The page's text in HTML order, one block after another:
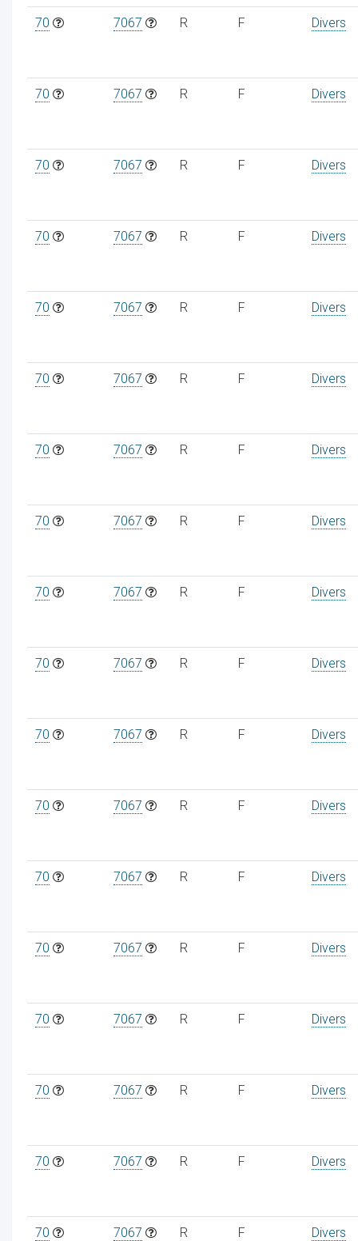
70 7067 R F Divers
70 7067 R F Divers
70 7067 R F Divers
70 7067 R F Divers
70 7067 R F Divers
70 7067 R F Divers
70 7067 R F Divers
70 7067 R F Divers
70 7067 R F Divers
70 7067 R F Divers
70 7067 R F Divers
70 7067 R F Divers
70 7067 R F Divers
70 7067 R F Divers
70 7067 R F Divers
70 7067 R F Divers
70 7067 R F Divers
70 7067 R F Divers